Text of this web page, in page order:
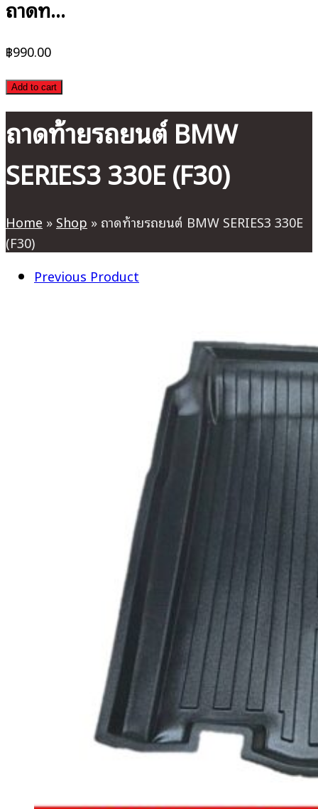
ถาดท…
฿990.00
Add to cart
ถาดท้ายรถยนต์ BMW
SERIES3 330E (F30)
Home » Shop » ถาดท้ายรถยนต์ BMW SERIES3 330E
(F30)
Previous Product